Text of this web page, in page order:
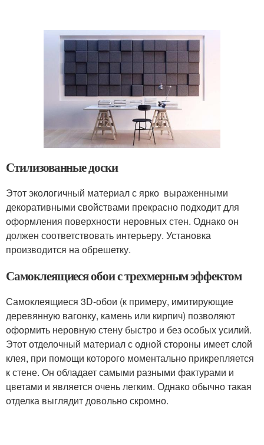
Стилизованные доски
Этот экологичный материал с ярко выраженными
декоративными свойствами прекрасно подходит для
оформления поверхности неровных стен. Однако он
должен соответствовать интерьеру. Установка
производится на обрешетку.
Самоклеящиеся обои с трехмерным эффектом
Самоклеящиеся 3D-обои (к примеру, имитирующие
деревянную вагонку, камень или кирпич) позволяют
оформить неровную стену быстро и без особых усилий.
Этот отделочный материал с одной стороны имеет слой
клея, при помощи которого моментально прикрепляется
к стене. Он обладает самыми разными фактурами и
цветами и является очень легким. Однако обычно такая
отделка выглядит довольно скромно.